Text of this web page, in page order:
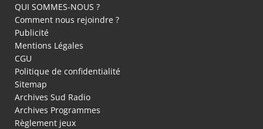
QUI SOMMES-NOUS ?
Comment nous rejoindre ?
Publicité
Mentions Légales
CGU
Politique de confidentialité
Sitemap
Archives Sud Radio
Archives Programmes
Règlement jeux